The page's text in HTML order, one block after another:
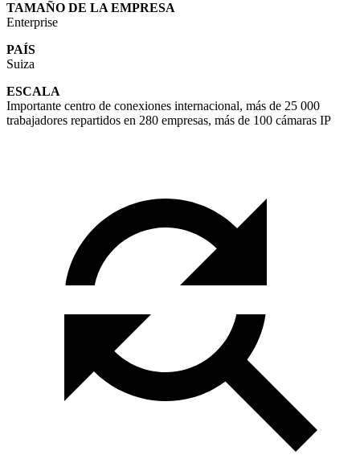
TAMAÑO DE LA EMPRESA
Enterprise
PAÍS
Suiza
ESCALA
Importante centro de conexiones internacional, más de 25 000
trabajadores repartidos en 280 empresas, más de 100 cámaras IP